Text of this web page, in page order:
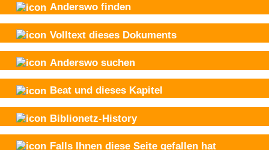
Anderswo finden
Volltext dieses Dokuments
Anderswo suchen
Beat und dieses Kapitel
Biblionetz-History
Falls Ihnen diese Seite gefallen hat